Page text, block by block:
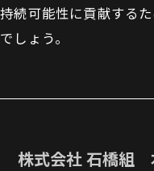
続可能性に貢献する
しょう。
株式会社 石橋組